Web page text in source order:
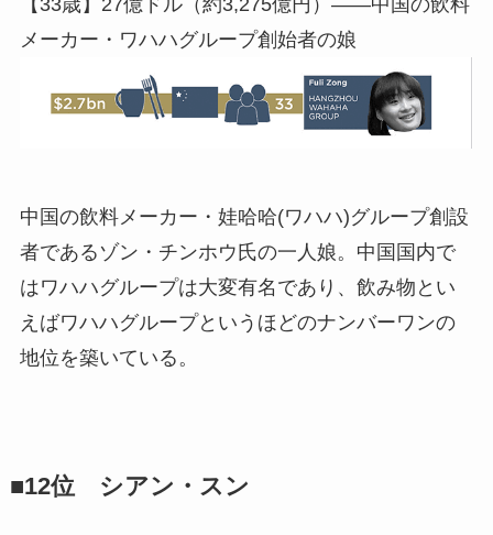
【33歳】27億ドル（約3,275億円）――中国の飲料
メーカー・ワハハグループ創始者の娘
中国の飲料メーカー・娃哈哈(ワハハ)グループ創設
者であるゾン・チンホウ氏の一人娘。中国国内で
はワハハグループは大変有名であり、飲み物とい
えばワハハグループというほどのナンバーワンの
地位を築いている。
■12位 シアン・スン